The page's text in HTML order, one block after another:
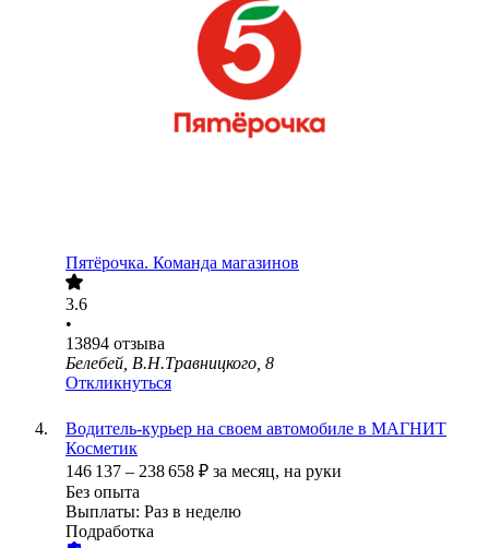
Пятёрочка. Команда магазинов
3.6
•
13894 отзыва
Белебей, В.Н.Травницкого, 8
Откликнуться
Водитель-курьер на своем автомобиле в МАГНИТ
Косметик
146 137 – 238 658 ₽ за месяц, на руки
Без опыта
Выплаты: Раз в неделю
Подработка